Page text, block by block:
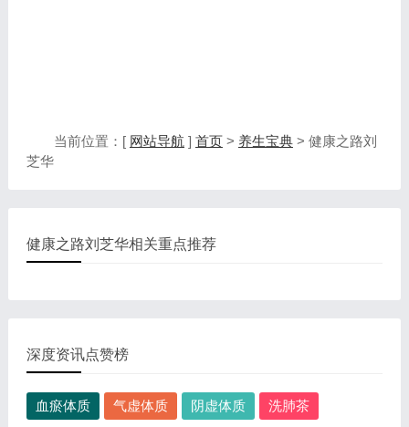
当前位置：[ 网站导航 ] 首页> 养生宝典> 健康之路刘
芝华
健康之路刘芝华相关重点推荐
深度资讯点赞榜
血瘀体质 气虚体质 阴虚体质 洗肺茶